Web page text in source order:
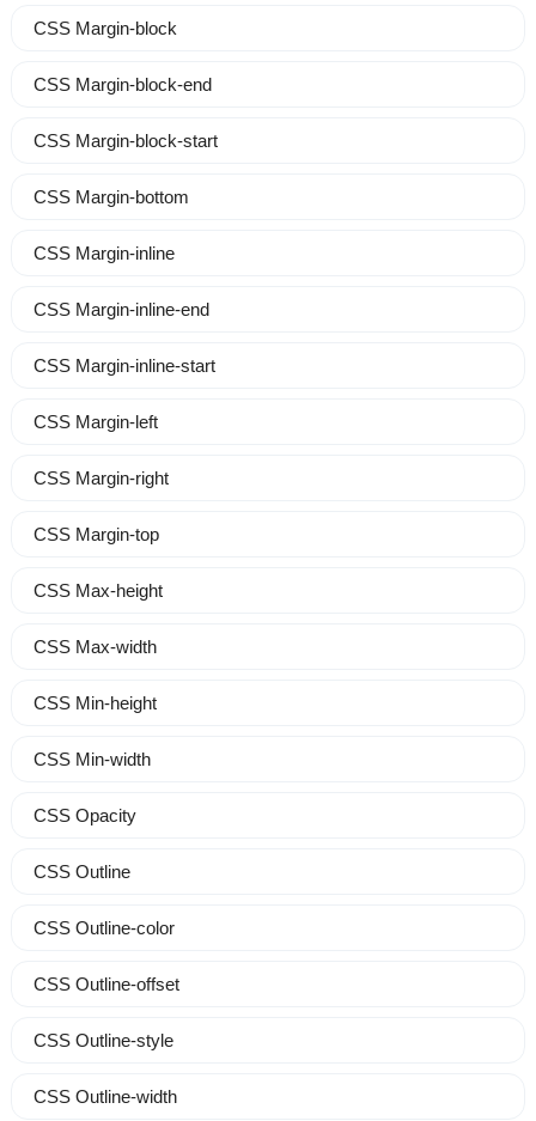
CSS Margin-block
CSS Margin-block-end
CSS Margin-block-start
CSS Margin-bottom
CSS Margin-inline
CSS Margin-inline-end
CSS Margin-inline-start
CSS Margin-left
CSS Margin-right
CSS Margin-top
CSS Max-height
CSS Max-width
CSS Min-height
CSS Min-width
CSS Opacity
CSS Outline
CSS Outline-color
CSS Outline-offset
CSS Outline-style
CSS Outline-width